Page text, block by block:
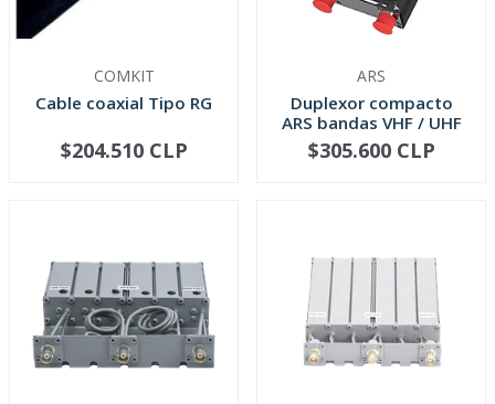
COMKIT
Cable coaxial Tipo RG
VER OPCIONES
$204.510 CLP
ARS
Duplexor compacto
ARS bandas VHF / UHF
VER OPCIONES
$305.600 CLP